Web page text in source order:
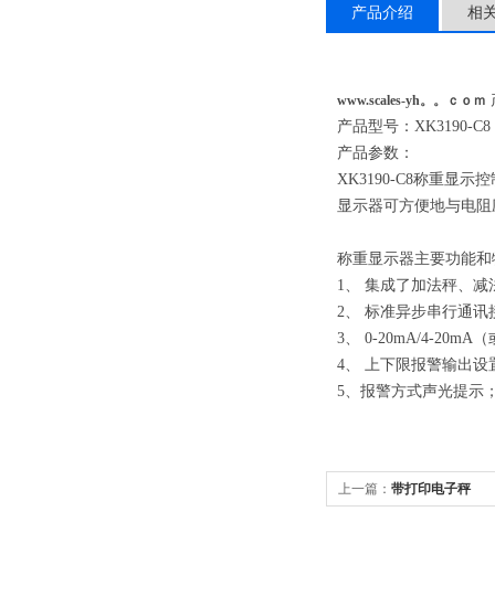
产品介绍 相
www.scales-yh。。ｃｏｍ
产品型号：XK3190-
产品参数：
XK3190-C8称重显示
显示器可方便地与电
称重显示器主要功能
1、 集成了加法秤、
2、 标准异步串行通讯
3、 0-20mA/4-20mA
4、 上下限报警输出设
5、报警方式声光提示
上一篇： 带打印电子秤